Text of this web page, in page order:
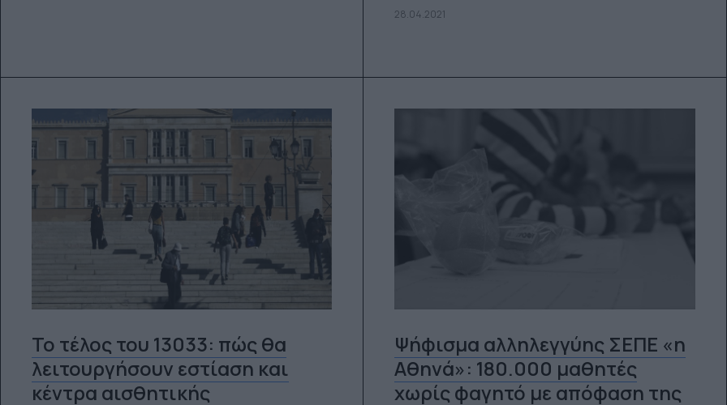
28.04.2021
Το τέλος του 13033: πώς θα
λειτουργήσουν εστίαση και
κέντρα αισθητικής
Ψήφισμα αλληλεγγύης ΣΕΠΕ «η
Αθηνά»: 180.000 μαθητές
χωρίς φαγητό με απόφαση της